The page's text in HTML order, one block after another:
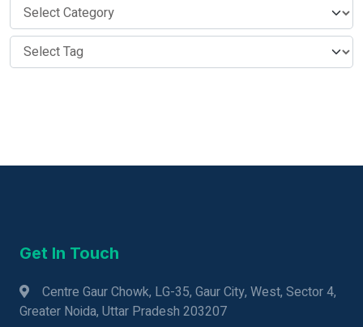
Get In Touch
Centre Gaur Chowk, LG-35, Gaur City, West, Sector 4,
Greater Noida, Uttar Pradesh 203207